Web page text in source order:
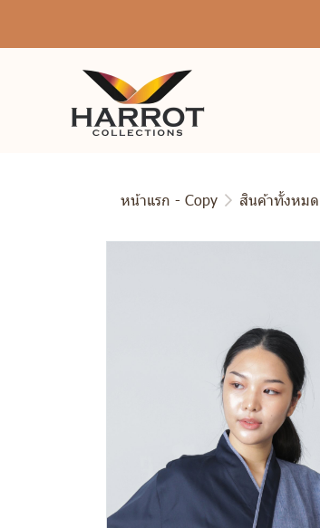
หน้าแรก - Copy สินค้าทั้งหมด